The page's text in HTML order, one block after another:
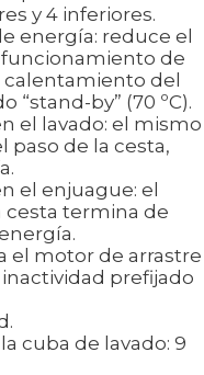
y 4 inferiores.
energía: reduce el
de
calentamiento del
“stand-by” (70 ºC).
el lavado: el mismo
paso de la cesta,
el enjuague: el
cesta termina de
el motor de arrastre
prefijado
cuba de lavado: 9